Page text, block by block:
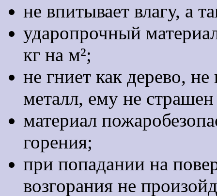
не впитывает влагу, а
ударопрочный
кг на м²;
не гниет как дерево,
металл, ему не
материал
горения;
при попадании на
возгорания не